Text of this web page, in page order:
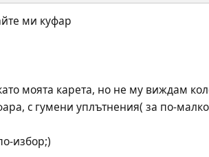
моята карета, но не му виждам
с гумени уплътнения( за по-
избор;)